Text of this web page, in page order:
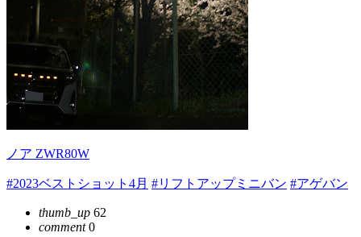
ノア ZWR80W
#2023ベストショット4月 #リフトアップミニバン #アゲバン
thumb_up 62
comment0